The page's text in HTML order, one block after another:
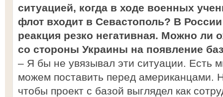
ситуацией, когда в ходе военных
флот входит в Севастополь? В
реакция резко негативная. Можно ли
со стороны Украины на появление
– Я бы не увязывал эти ситуации. Есть
можем поставить перед американцами.
чтобы проект с базой выглядел как